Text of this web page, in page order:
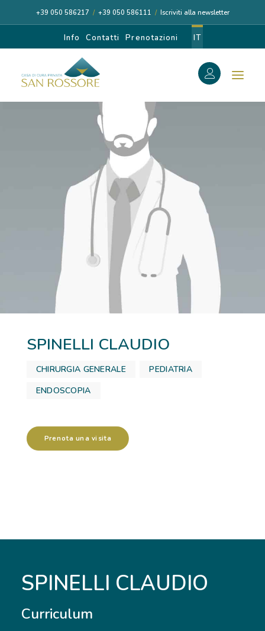
+39 050 586217 / +39 050 586111 / Iscriviti alla newsletter
Info Contatti Prenotazioni IT
CASA DI CURA
I NOSTRI MEDICI
DIAGNOSI E CURA
RICOVERI
NEWS
SPINELLI CLAUDIO
CHIRURGIA GENERALE PEDIATRIA
ENDOSCOPIA
Prenota una visita
SPINELLI CLAUDIO
Curriculum